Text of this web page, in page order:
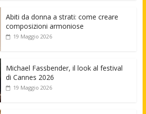
Abiti da donna a strati: come creare
composizioni armoniose
19 Maggio 2026
Michael Fassbender, il look al festival
di Cannes 2026
19 Maggio 2026